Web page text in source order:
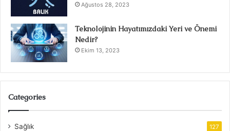
Ağustos 28, 2023
Teknolojinin Hayatımızdaki Yeri ve Önemi
Nedir?
Ekim 13, 2023
Categories
Sağlık 127